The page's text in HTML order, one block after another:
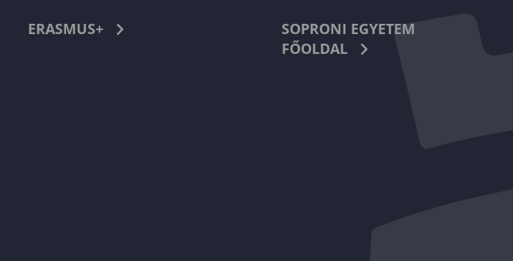
ERASMUS+
SOPRONI EGYETEM
FŐOLDAL